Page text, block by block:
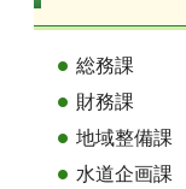
総務課
財務課
地域整備課
水道企画課